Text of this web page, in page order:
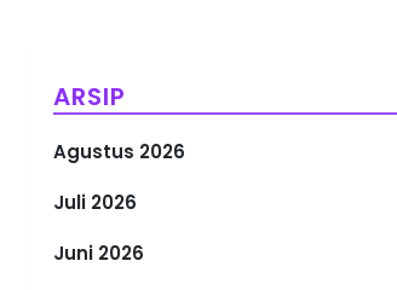
ARSIP
Agustus 2026
Juli 2026
Juni 2026